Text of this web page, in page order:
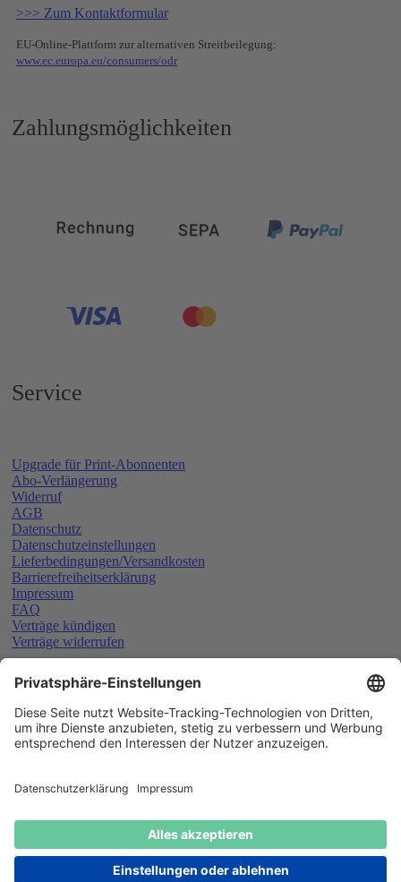
>>> Zum Kontaktformular
EU-Online-Plattform zur alternativen Streitbeilegung:
www.ec.europa.eu/consumers/odr
Zahlungsmöglichkeiten
Service
Upgrade für Print-Abonnenten
Abo-Verlängerung
Widerruf
AGB
Datenschutz
Datenschutzeinstellungen
Lieferbedingungen/Versandkosten
Barrierefreiheitserklärung
Impressum
FAQ
Verträge kündigen
Verträge widerrufen
Schließen
Warenkorb gelegt
Zur Kasse
Weiter einkaufen